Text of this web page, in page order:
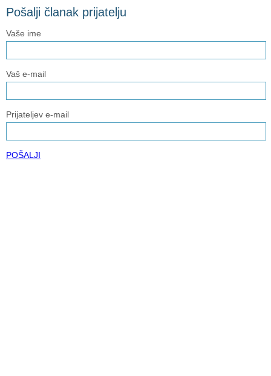
Pošalji članak prijatelju
Vaše ime
Vaš e-mail
Prijateljev e-mail
POŠALJI